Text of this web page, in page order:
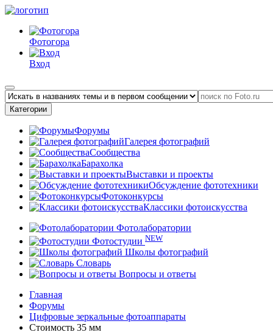
Фотогора
Вход
Категории
Форумы
Галерея фотографий
Сообщества
Барахолка
Выставки и проекты
Обсуждение фототехники
Фотоконкурсы
Классики фотоискусства
Фотолаборатории
Фотостудии NEW
Школы фотографий
Словарь
Вопросы и ответы
Главная
Форумы
Цифровые зеркальные фотоаппараты
Стоимость 35 мм